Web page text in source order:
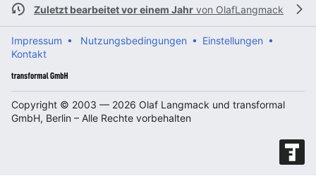
Zuletzt bearbeitet vor einem Jahr von OlafLangmack
Impressum • Nutzungsbedingungen • Einstellungen •
Kontakt
Copyright © 2003 — 2026 Olaf Langmack und transformal
GmbH, Berlin – Alle Rechte vorbehalten